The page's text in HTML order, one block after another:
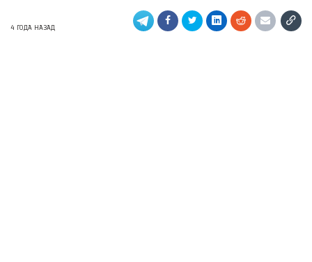
4 ГОДА НАЗАД